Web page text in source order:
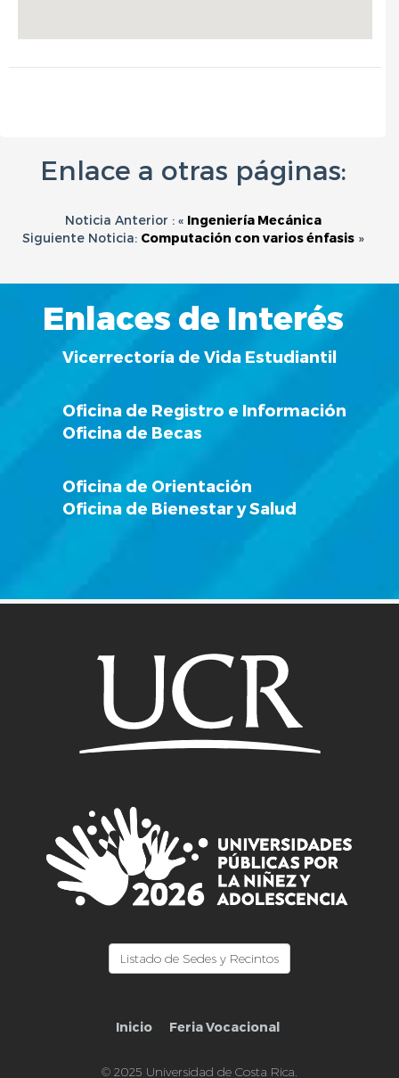
Enlace a otras páginas:
Noticia Anterior : « Ingeniería Mecánica
Siguiente Noticia: Computación con varios énfasis»
Enlaces de Interés
Vicerrectoría de Vida Estudiantil
Oficina de Registro e Información
Oficina de Becas
Oficina de Orientación
Oficina de Bienestar y Salud
Listado de Sedes y Recintos
Inicio Feria Vocacional
© 2025 Universidad de Costa Rica.